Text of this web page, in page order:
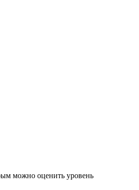
можно оценить уровень